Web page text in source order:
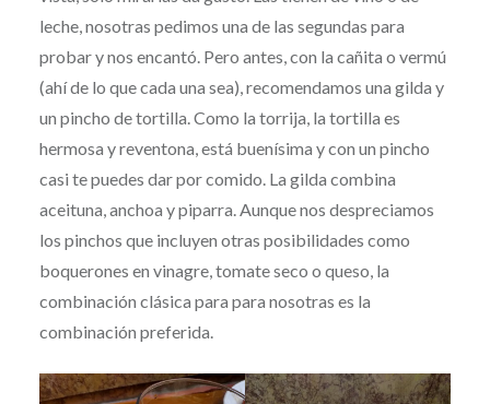
leche, nosotras pedimos una de las segundas para
probar y nos encantó. Pero antes, con la cañita o vermú
(ahí de lo que cada una sea), recomendamos una gilda y
un pincho de tortilla. Como la torrija, la tortilla es
hermosa y reventona, está buenísima y con un pincho
casi te puedes dar por comido. La gilda combina
aceituna, anchoa y piparra. Aunque nos despreciamos
los pinchos que incluyen otras posibilidades como
boquerones en vinagre, tomate seco o queso, la
combinación clásica para para nosotras es la
combinación preferida.